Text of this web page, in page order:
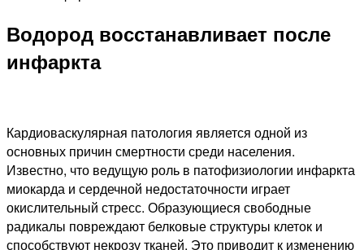
Водород восстанавливает после
инфаркта
Кардиоваскулярная патология является одной из
основных причин смертности среди населения.
Известно, что ведущую роль в патофизиологии инфаркта
миокарда и сердечной недостаточности играет
окислительный стресс. Образующиеся свободные
радикалы повреждают белковые структуры клеток и
способствуют некрозу тканей. Это приводит к изменению